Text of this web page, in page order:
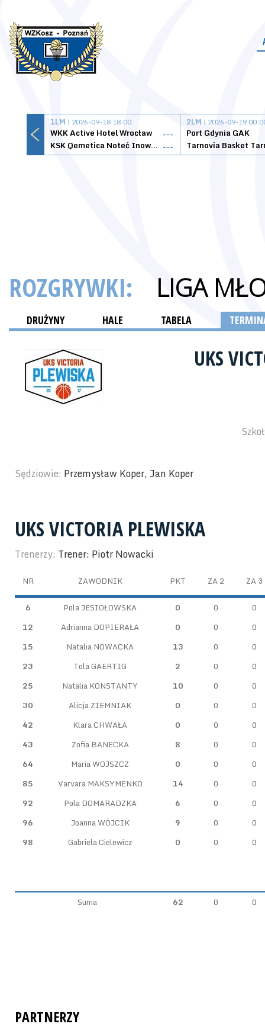
1LM | 2026-09-18 18:00
WKK Active Hotel Wrocław
---
KSK Qemetica Noteć Inowrocław ---
2LM | 2026-09-19
Port Gdynia GAK
ROZGRYWKI: LIGA
DRUŻYNY HALE TABELA
UKS
Sędziowie: Przemysław Koper, Jan Koper
UKS VICTORIA PLEWISKA
Trenerzy: Trener: Piotr Nowacki
NR ZAWODNIK PKT ZA 2 ZA 3
6 Pola JESIOŁOWSKA 0 0
0
12
Adrianna DOPIERAŁA 0 0
0
15
Natalia NOWACKA 13 0
0
23
Tola GAERTIG 2 0
0
25
Natalia KONSTANTY 10 0
0
30
Alicja ZIEMNIAK 0 0
0
42
Klara CHWAŁA 0 0
0
43
Zofia BANECKA 8 0
0
64
Maria WOJSZCZ 0 0
0
85
Varvara MAKSYMENKO 14 0
0
92
Pola DOMARADZKA 6 0
0
96
Joanna WÓJCIK 9 0
0
98
Gabriela Cielewicz 0 0 0
Suma 62 0 0
PARTNERZY